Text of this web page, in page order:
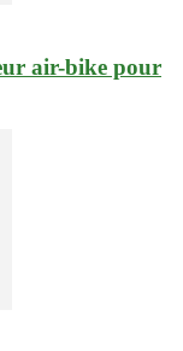
air-bike pour